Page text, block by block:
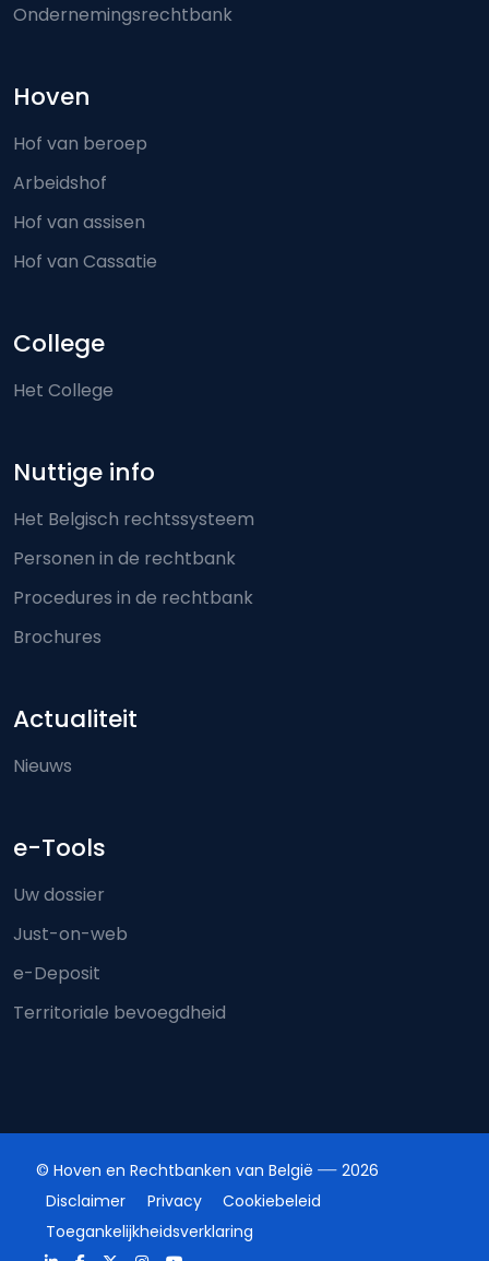
Ondernemingsrechtbank
Hoven
Hof van beroep
Arbeidshof
Hof van assisen
Hof van Cassatie
College
Het College
Nuttige info
Het Belgisch rechtssysteem
Personen in de rechtbank
Procedures in de rechtbank
Brochures
Actualiteit
Nieuws
e-Tools
Uw dossier
Just-on-web
e-Deposit
Territoriale bevoegdheid
© Hoven en Rechtbanken van België
2026
Disclaimer
Privacy
Cookiebeleid
Toegankelijkheidsverklaring